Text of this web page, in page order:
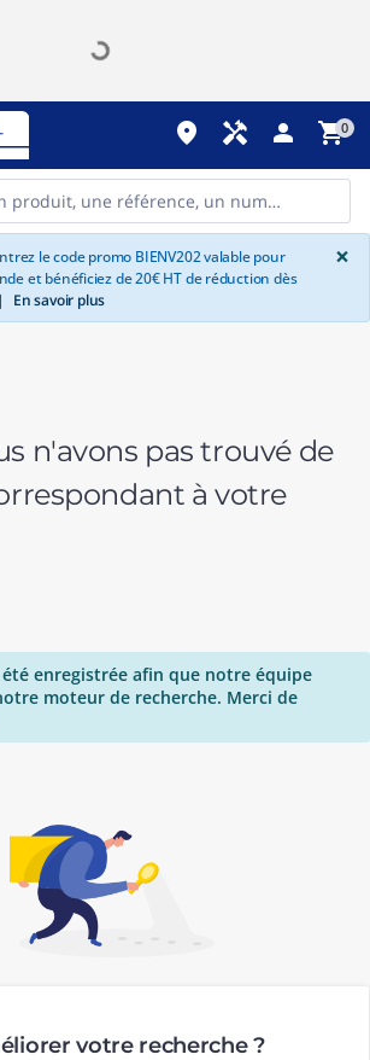
place handyman person shopping_cart0
le code promo BIENV202 valable pour
et bénéficiez de 20€ HT de réduction dès
| En savoir plus
×
n'avons pas trouvé de
à votre
enregistrée afin que notre équipe
moteur de recherche. Merci de
votre recherche ?